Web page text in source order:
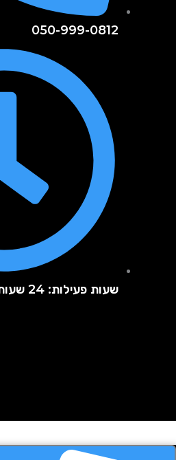
050-999-0812
שעות פעילות: 24 שעות ביממה!